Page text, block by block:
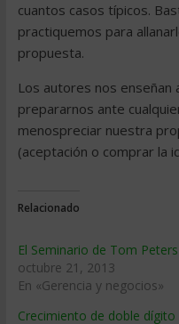
cuantos casos típicos.
practiquemos para
propuesta.
Los autores nos enseñan
prepararnos ante
menospreciar nuestra
(aceptación o comprar la
Relacionado
El Seminario de Tom Peters
octubre 21, 2013
En «Gerencia y negocios»
Crecimiento de doble dígito